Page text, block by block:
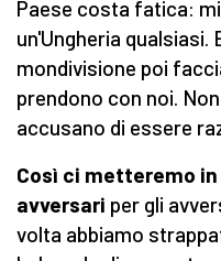
Paese costa fatica:
un'Ungheria qualsiasi.
mondivisione poi
prendono con noi.
accusano di essere
Così ci metteremo
avversari per gli
volta abbiamo